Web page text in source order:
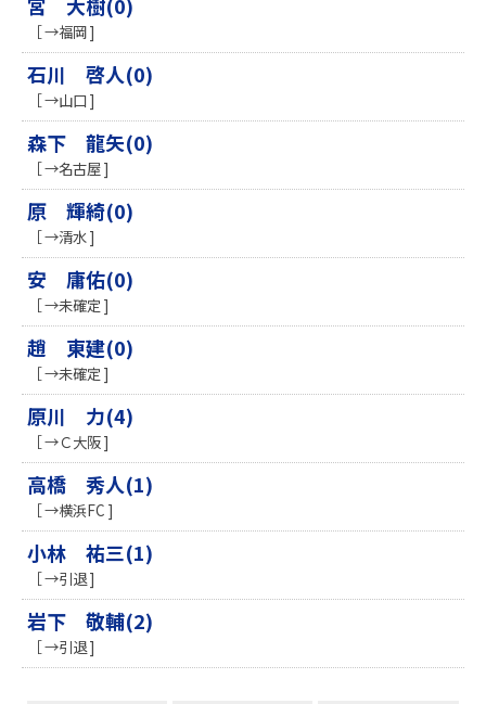
宮 大樹(0)
［ →福岡 ]
石川 啓人(0)
［ →山口 ]
森下 龍矢(0)
［ →名古屋 ]
原 輝綺(0)
［ →清水 ]
安 庸佑(0)
［ →未確定 ]
趙 東建(0)
［ →未確定 ]
原川 力(4)
［ →Ｃ大阪 ]
高橋 秀人(1)
［ →横浜FC ]
小林 祐三(1)
［ →引退 ]
岩下 敬輔(2)
［ →引退 ]